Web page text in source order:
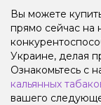
Вы можете
прямо сейчас
Украине, делая
Ознакомьтесь с
кальянных
вашего